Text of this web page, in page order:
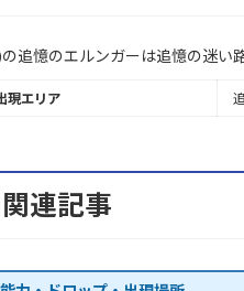
追憶のエルンガーは追憶の迷い
現エリア
連記事